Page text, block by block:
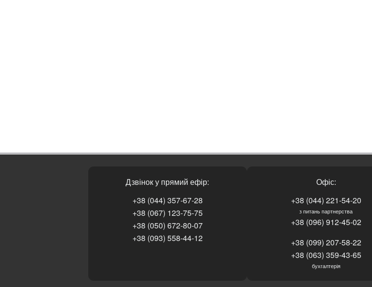
Дзвінок у прямий ефір:
+38 (044) 357-67-28
+38 (067) 123-75-75
+38 (050) 672-80-07
+38 (093) 558-44-12
Офіс:
+38 (044) 221-54-20
з питань партнерства
+38 (096) 912-45-02
+38 (099) 207-58-22
+38 (063) 359-43-65
бухгалтерія